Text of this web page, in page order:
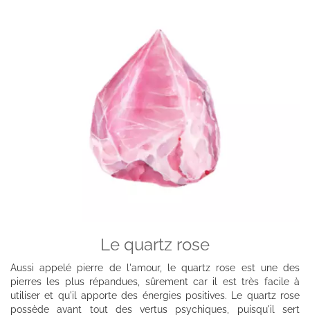
Le quartz rose
Aussi appelé pierre de l'amour, le quartz rose est une des
pierres les plus répandues, sûrement car il est très facile à
utiliser et qu'il apporte des énergies positives. Le quartz rose
possède avant tout des vertus psychiques, puisqu'il sert